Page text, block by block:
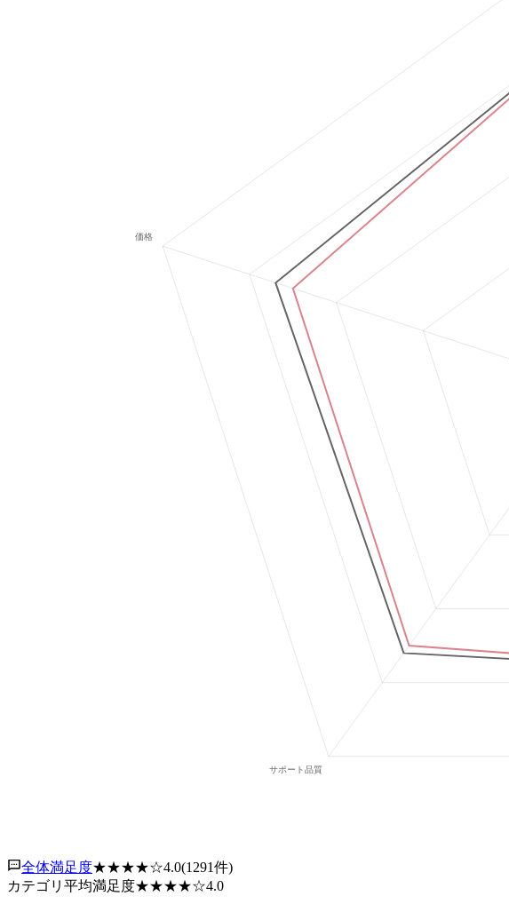
全体満足度★★★★☆4.0(1291件)
カテゴリ平均満足度★★★★☆4.0